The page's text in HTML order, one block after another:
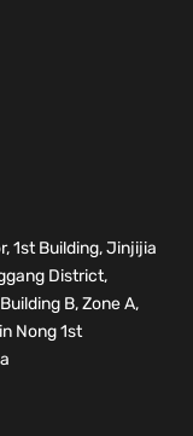
1st Building, Jinjijia
District,
B, Zone A,
Nong 1st